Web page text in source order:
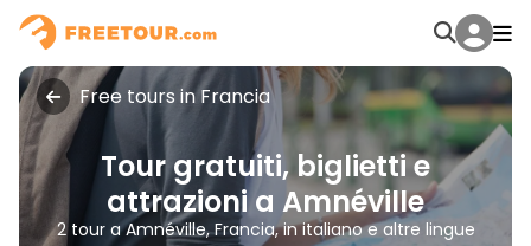
Free tours in Francia
Tour gratuiti, biglietti e
attrazioni a Amnéville
2 tour a Amnéville, Francia, in italiano e altre lingue